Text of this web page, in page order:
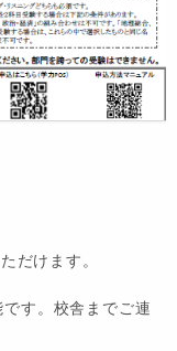
だけます。
す。校舎までご連